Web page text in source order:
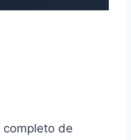
completo de